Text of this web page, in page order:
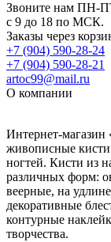
Звоните нам ПН-
с 9 до 18 по МСК.
Заказы через
+7 (904) 590-28-24
+7 (904) 590-28-21
artoc99@mail.ru
О компании
Интернет-магазин
живописные кисти
ногтей. Кисти из
различных форм:
веерные, на
декоративные
контурные
творчества.